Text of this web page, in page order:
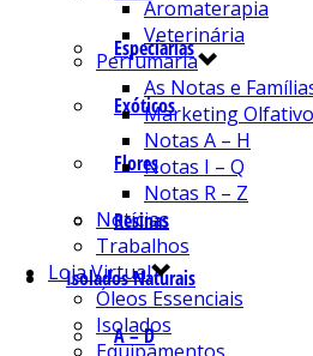
Especiarias
Exóticos
Flores
Resinas
Isolados Naturais
A – D
Aromaterapia
Veterinária
Perfumaria
As Notas e
Marketing Olfativo
Notas A – H
Notas I – Q
Notas R – Z
Notícias
Trabalhos
Loja Virtual
Óleos Essenciais
Isolados